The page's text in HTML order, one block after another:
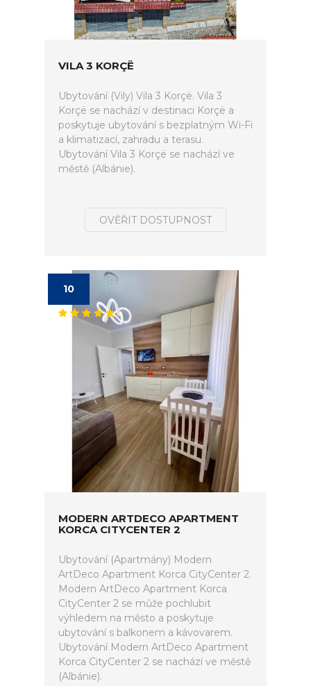
VILA 3 KORÇË
Ubytování (Vily) Vila 3 Korçë. Vila 3
Korçë se nachází v destinaci Korçë a
poskytuje ubytování s bezplatným Wi-Fi
a klimatizací, zahradu a terasu.
Ubytování Vila 3 Korçë se nachází ve
městě (Albánie).
OVĚŘIT DOSTUPNOST
10
MODERN ARTDECO APARTMENT
KORCA CITYCENTER 2
Ubytování (Apartmány) Modern
ArtDeco Apartment Korca CityCenter 2.
Modern ArtDeco Apartment Korca
CityCenter 2 se může pochlubit
výhledem na město a poskytuje
ubytování s balkonem a kávovarem.
Ubytování Modern ArtDeco Apartment
Korca CityCenter 2 se nachází ve městě
(Albánie).